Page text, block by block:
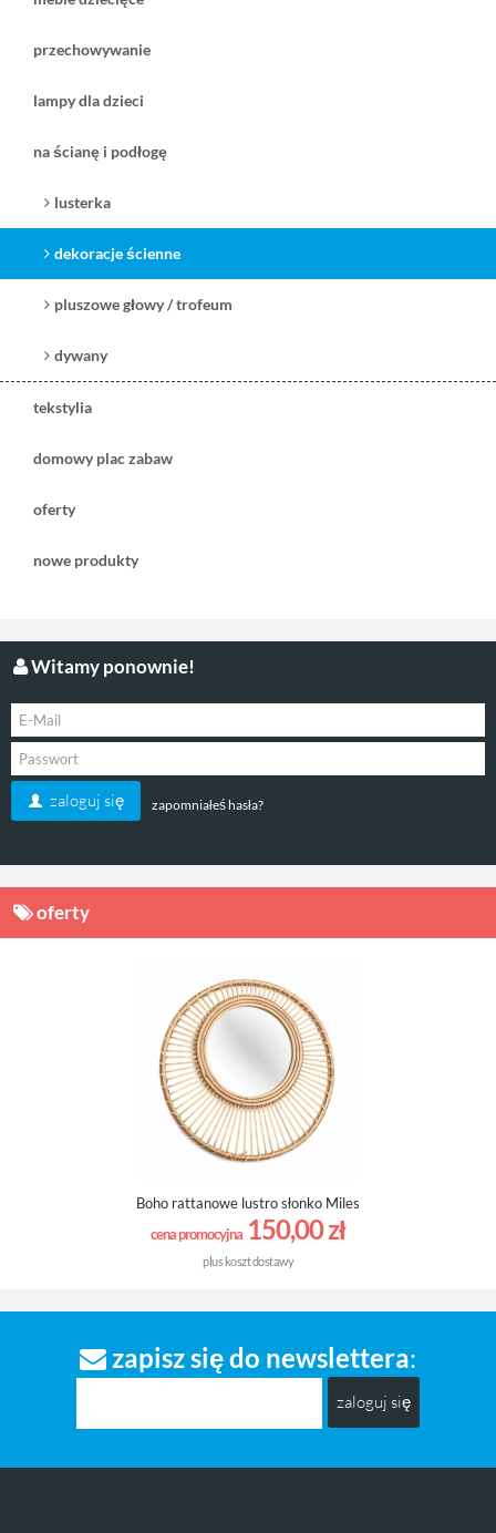
przechowywanie
lampy dla dzieci
na ścianę i podłogę
lusterka
dekoracje ścienne
pluszowe głowy / trofeum
dywany
tekstylia
domowy plac zabaw
oferty
nowe produkty
Witamy ponownie!
zaloguj się zapomniałeś hasła?
oferty
Boho rattanowe lustro słonko Miles
cena promocyjna 150,00 zł
pluskoszt dostawy
zapisz się do newslettera
zaloguj się